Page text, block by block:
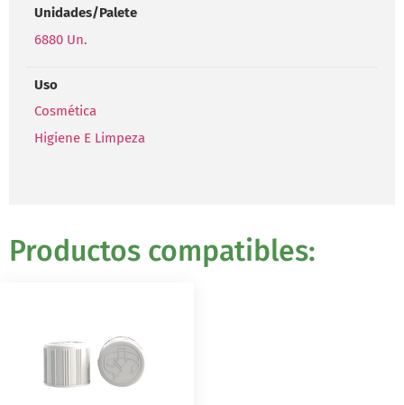
Unidades/Palete
6880 Un.
Uso
Cosmética
Higiene E Limpeza
Productos compatibles: